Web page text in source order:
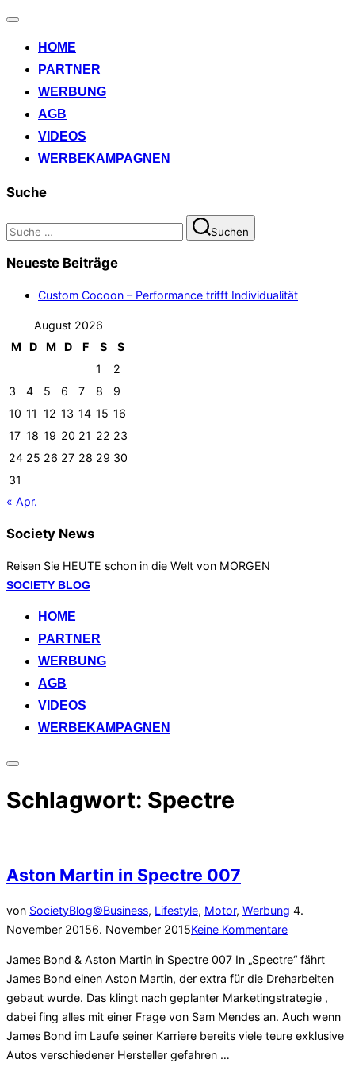
Navigation
HOME
PARTNER
WERBUNG
AGB
VIDEOS
WERBEKAMPAGNEN
Suche
Suchen
nach:
Suchen
Neueste Beiträge
Custom Cocoon – Performance trifft Individualität
August 2026
M
D M D F S
S
1
2
3
4 5 6 7 8
9
10 11 12 13 14 15 16
17 18 19 20 21 22 23
24 25 26 27 28 29 30
31
« Apr.
Society News
Reisen Sie HEUTE schon in die Welt von MORGEN
Zum
springen
SOCIETY BLOG
HOME
PARTNER
WERBUNG
AGB
VIDEOS
WERBEKAMPAGNEN
Seitenleiste
Navigation
umschalten
Schlagwort: Spectre
Aston Martin in Spectre 007
von SocietyBlog©Business, Lifestyle, Motor, Werbung 4.
November 20156. November 2015Keine Kommentare
James Bond & Aston Martin in Spectre 007 In „Spectre“ fährt
James Bond einen Aston Martin, der extra für die Dreharbeiten
gebaut wurde. Das klingt nach geplanter Marketingstrategie ,
dabei fing alles mit einer Frage von Sam Mendes an. Auch wenn
James Bond im Laufe seiner Karriere bereits viele teure exklusive
Autos verschiedener Hersteller gefahren …